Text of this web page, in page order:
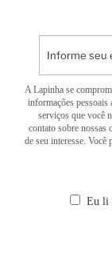
A Lapinha se
informações pessoais
serviços que você
contato sobre nossas
de seu interesse.
Eu li